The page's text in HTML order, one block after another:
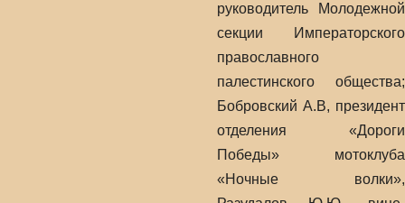
руководитель Молодежной
секции Императорского
православного
палестинского общества;
Бобровский А.В, президент
отделения «Дороги
Победы» мотоклуба
«Ночные волки»,